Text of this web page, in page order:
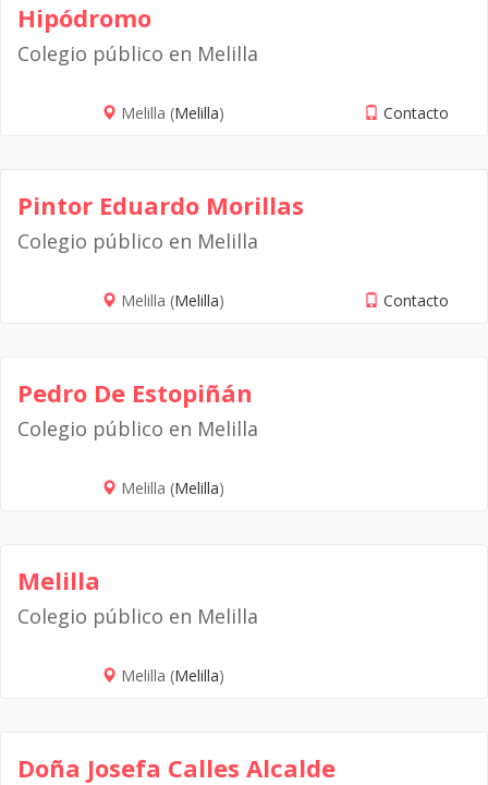
Hipódromo
Colegio público en Melilla
Melilla (Melilla) Contacto
Pintor Eduardo Morillas
Colegio público en Melilla
Melilla (Melilla) Contacto
Pedro De Estopiñán
Colegio público en Melilla
Melilla (Melilla)
Melilla
Colegio público en Melilla
Melilla (Melilla)
Doña Josefa Calles Alcalde